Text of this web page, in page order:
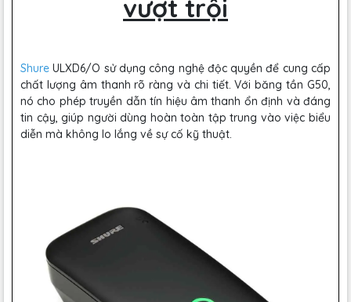
vượt trội
Shure ULXD6/O sử dụng công nghệ độc quyền để cung cấp
chất lượng âm thanh rõ ràng và chi tiết. Với băng tần G50,
nó cho phép truyền dẫn tín hiệu âm thanh ổn định và đáng
tin cậy, giúp người dùng hoàn toàn tập trung vào việc biểu
diễn mà không lo lắng về sự cố kỹ thuật.